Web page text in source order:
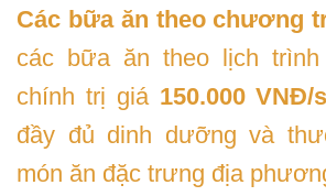
Các bữa ăn theo chương
các bữa ăn theo lịch
chính trị giá 150.000 VNĐ/
đầy đủ dinh dưỡng và
món ăn đặc trưng địa